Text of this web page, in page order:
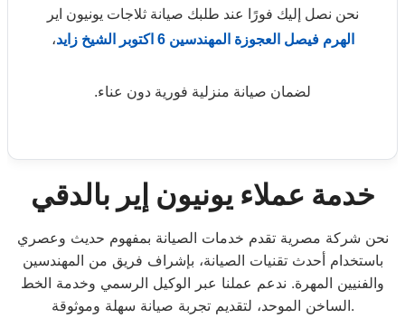
نحن نصل إليك فورًا عند طلبك صيانة ثلاجات يونيون اير
الهرمفيصل العجوزة المهندسين 6 اكتوبر الشيخ زايد،
لضمان صيانة منزلية فورية دون عناء.
خدمة عملاء يونيون إير بالدقي
نحن شركة مصرية تقدم خدمات الصيانة بمفهوم حديث وعصري
باستخدام أحدث تقنيات الصيانة، بإشراف فريق من المهندسين
والفنيين المهرة. ندعم عملنا عبر الوكيل الرسمي وخدمة الخط
الساخن الموحد، لتقديم تجربة صيانة سهلة وموثوقة.